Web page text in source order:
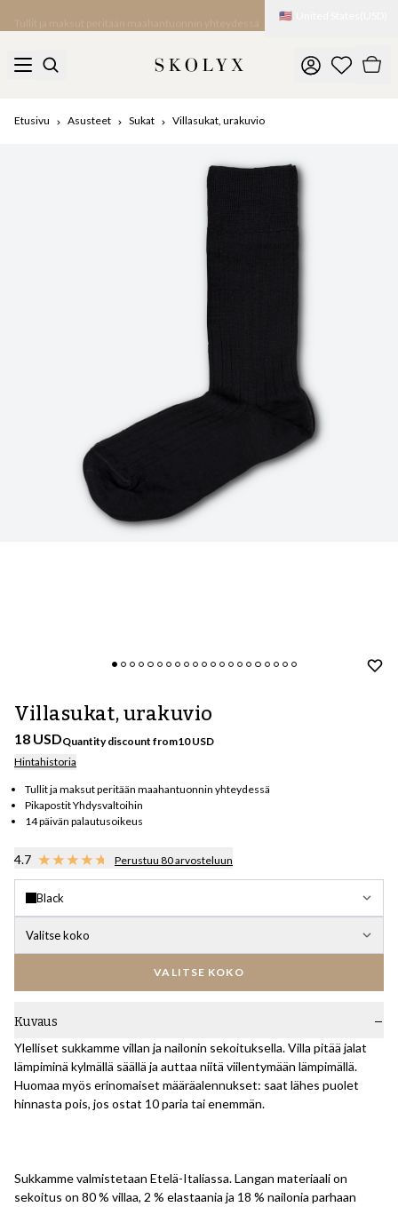
Tullit ja maksut peritään maahantuonnin yhteydessä 🇺🇸
Etusivu Asusteet Sukat Villasukat, urakuvio
Villasukat, urakuvio
18 USDQuantity discount from10 USD
Hintahistoria
Tullit ja maksut peritään maahantuonnin yhteydessä
Pikapostit Yhdysvaltoihin
14 päivän palautusoikeus
4.7 Perustuu 80 arvosteluun
Black
Valitse koko
VALITSE KOKO
Kuvaus
Ylelliset sukkamme villan ja nailonin sekoituksella. Villa pitää jalat
lämpiminä kylmällä säällä ja auttaa niitä viilentymään lämpimällä.
Huomaa myös erinomaiset määräalennukset: saat lähes puolet
hinnasta pois, jos ostat 10 paria tai enemmän.
Sukkamme valmistetaan Etelä-Italiassa. Langan materiaali on
sekoitus on 80 % villaa, 2 % elastaania ja 18 % nailonia parhaan